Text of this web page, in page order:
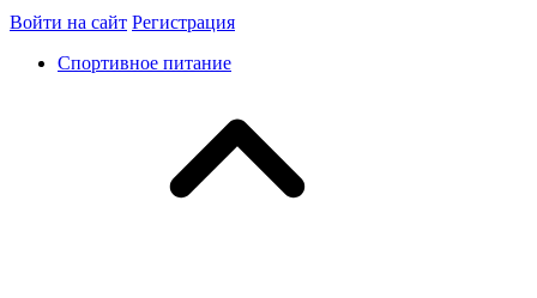
Войти на сайт Регистрация
Спортивное питание